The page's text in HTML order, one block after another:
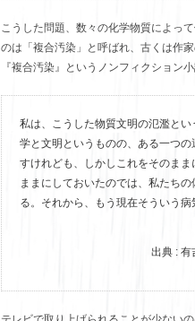
こうした問題、数々の化学物質によっ
のは「複合汚染」と呼ばれ、古くは作
『複合汚染』というノンフィクション
私は、こうした物質文明の氾濫と
学と文明というものの、ある一つ
すけれども、しかしこれをそのま
ままにしておいたのでは、私たち
る。それから、もう現在そういう病
出典 : 有